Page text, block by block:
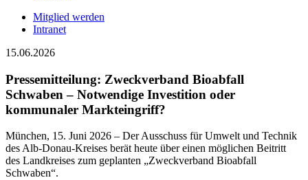
Mitglied werden
Intranet
15.06.2026
Pressemitteilung: Zweckverband Bioabfall
Schwaben – Notwendige Investition oder
kommunaler Markteingriff?
München, 15. Juni 2026 – Der Ausschuss für Umwelt und Technik
des Alb-Donau-Kreises berät heute über einen möglichen Beitritt
des Landkreises zum geplanten „Zweckverband Bioabfall
Schwaben“.